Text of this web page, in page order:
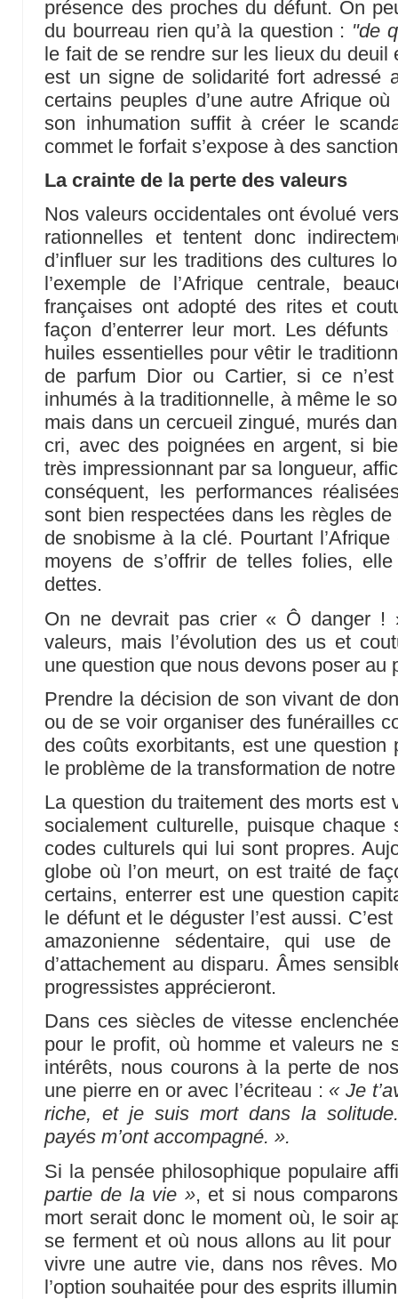
présence des proches du défunt. On
du bourreau rien qu’à la question : "de
le fait de se rendre sur les lieux du deuil
est un signe de solidarité fort adressé
certains peuples d’une autre Afrique
son inhumation suffit à créer le
commet le forfait s’expose à des
La crainte de la perte des valeurs
Nos valeurs occidentales ont évolué
rationnelles et tentent donc
d’influer sur les traditions des cultures
l’exemple de l’Afrique centrale,
françaises ont adopté des rites et
façon d’enterrer leur mort. Les
huiles essentielles pour vêtir le
de parfum Dior ou Cartier, si ce
inhumés à la traditionnelle, à même le
mais dans un cercueil zingué, murés
cri, avec des poignées en argent, si
très impressionnant par sa longueur,
conséquent, les performances
sont bien respectées dans les règles
de snobisme à la clé. Pourtant
moyens de s’offrir de telles folies,
dettes.
On ne devrait pas crier « Ô danger !
valeurs, mais l’évolution des us et
une question que nous devons poser au
Prendre la décision de son vivant de
ou de se voir organiser des funérailles
des coûts exorbitants, est une question
le problème de la transformation de
La question du traitement des morts est
socialement culturelle, puisque
codes culturels qui lui sont propres.
globe où l’on meurt, on est traité de
certains, enterrer est une question
le défunt et le déguster l’est aussi.
amazonienne sédentaire, qui use
d’attachement au disparu. Âmes
progressistes apprécieront.
Dans ces siècles de vitesse
pour le profit, où homme et valeurs ne
intérêts, nous courons à la perte de
une pierre en or avec l’écriteau : « Je
riche, et je suis mort dans la
payés m’ont accompagné. ».
Si la pensée philosophique populaire
partie de la vie », et si nous
mort serait donc le moment où, le soir
se ferment et où nous allons au lit
vivre une autre vie, dans nos rêves.
l’option souhaitée pour des esprits